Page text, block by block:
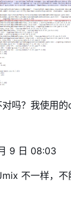
吗？我使用
9 日 08:03
不一样，不